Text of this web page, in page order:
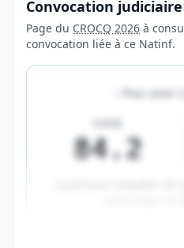
Convocation judiciaire
Page du CROCQ 2026 à
convocation liée à ce Natinf.
Pour avoir à
84.2